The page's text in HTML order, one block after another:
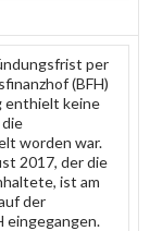
per
(BFH)
enthielt keine
worden war.
2017, der die
ist am
der
eingegangen.